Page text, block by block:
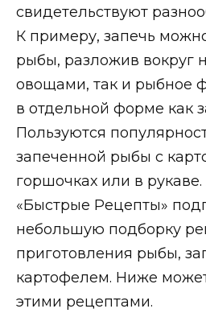
свидетельствуют
К примеру, запечь
рыбы, разложив вокруг
овощами, так и рыбное
в отдельной форме как
Пользуются
запеченной рыбы с
горшочках или в
«Быстрые Рецепты»
небольшую подборку
приготовления рыбы,
картофелем. Ниже
этими рецептами.